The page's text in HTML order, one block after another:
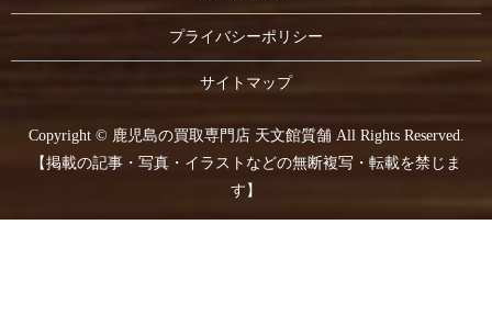
プライバシーポリシー
サイトマップ
Copyright © 鹿児島の買取専門店 天文館質舗 All Rights Reserved.
【掲載の記事・写真・イラストなどの無断複写・転載を禁じま
す】